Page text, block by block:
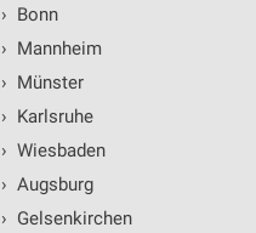
› Bonn
› Mannheim
› Münster
› Karlsruhe
› Wiesbaden
› Augsburg
› Gelsenkirchen